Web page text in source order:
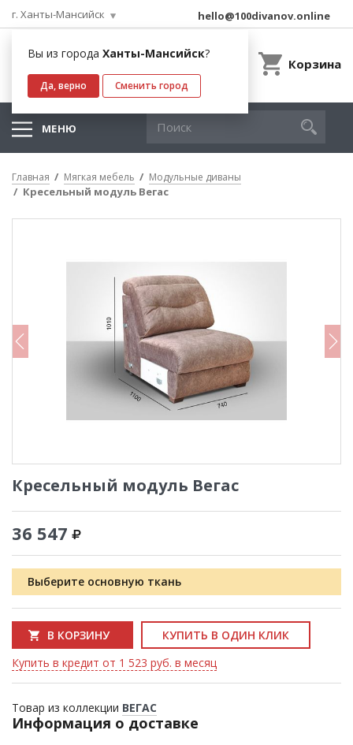
г. Ханты-Мансийск
Вы из города Ханты-Мансийск?
Да, верно Сменить город
hello@100divanov.online
Корзина
МЕНЮ
Главная Мягкая мебель Модульные диваны
Кресельный модуль Вегас
Кресельный модуль Вегас
36 547
Выберите основную ткань
В КОРЗИНУ
КУПИТЬ В ОДИН КЛИК
Купить в кредит от 1 523 руб. в месяц
Товар из коллекции ВЕГАС
Информация о доставке